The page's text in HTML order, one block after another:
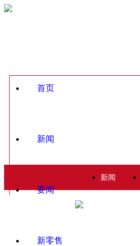
首页
新闻
要闻
新零售
新闻